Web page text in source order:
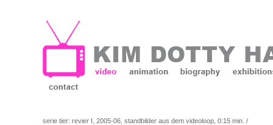
serie tier: revier I, 2005-06, standbilder aus dem videoloop, 0:15 min. /